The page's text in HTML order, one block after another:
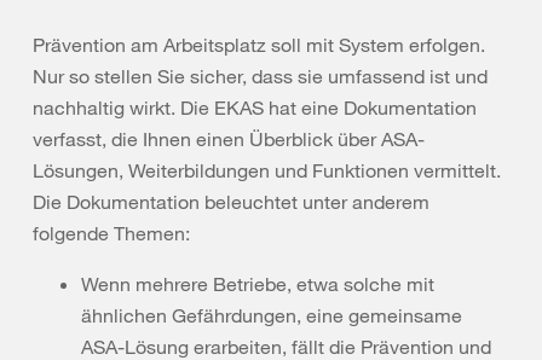
Prävention am Arbeitsplatz soll mit System erfolgen.
Nur so stellen Sie sicher, dass sie umfassend ist und
nachhaltig wirkt. Die EKAS hat eine Dokumentation
verfasst, die Ihnen einen Überblick über ASA-
Lösungen, Weiterbildungen und Funktionen vermittelt.
Die Dokumentation beleuchtet unter anderem
folgende Themen:
Wenn mehrere Betriebe, etwa solche mit
ähnlichen Gefährdungen, eine gemeinsame
ASA-Lösung erarbeiten, fällt die Prävention und